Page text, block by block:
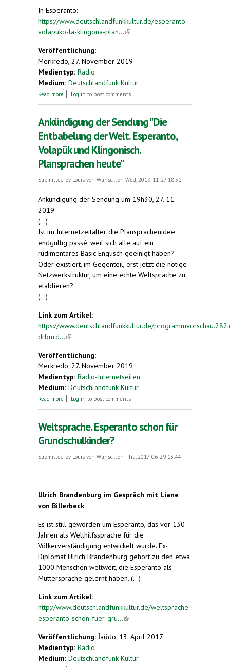
In Esperanto:
https://www.deutschlandfunkkultur.de/esperanto-
volapuko-la-klingona-plan...(link is external)
Veröffentlichung:
Merkredo, 27. November 2019
Medientyp: Radio
Medium: Deutschlandfunk Kultur
Read more about Die Entbabelung der Welt
Log in to post comments
Ankündigung der Sendung "Die
Entbabelung der Welt. Esperanto,
Volapük und Klingonisch.
Plansprachen heute"
Submitted by Louis von Wunsc... on Wed, 2019-11-27 18:51
Ankündigung der Sendung um 19h30, 27. 11.
2019
(...)
Ist im Internetzeitalter die Plansprachenidee
endgültig passé, weil sich alle auf ein
rudimentäres Basic Englisch geeinigt haben?
Oder existiert, im Gegenteil, erst jetzt die nötige
Netzwerkstruktur, um eine echte Weltsprache zu
etablieren?
(...)
Link zum Artikel:
https://www.deutschlandfunkkultur.de/
drbm:d...(link is external)
Veröffentlichung:
Merkredo, 27. November 2019
Medientyp: Radio-Internetseiten
Medium: Deutschlandfunk Kultur
Read more about Ankündigung der Sendung "Die Entbabelung
Log in to post comments
Weltsprache. Esperanto schon für
Grundschulkinder?
Submitted by Louis von Wunsc... on Thu, 2017-06-29 13:44
Ulrich Brandenburg im Gespräch mit Liane
von Billerbeck
Es ist still geworden um Esperanto, das vor 130
Jahren als Welthilfssprache für die
Völkerverständigung entwickelt wurde. Ex-
Diplomat Ulrich Brandenburg gehört zu den etwa
1000 Menschen weltweit, die Esperanto als
Muttersprache gelernt haben. (...)
Link zum Artikel:
http://www.deutschlandfunkkultur.de/weltsprache-
esperanto-schon-fuer-gru...(link is external)
Veröffentlichung: Ĵaŭdo, 13. April 2017
Medientyp: Radio
Medium: Deutschlandfunk Kultur